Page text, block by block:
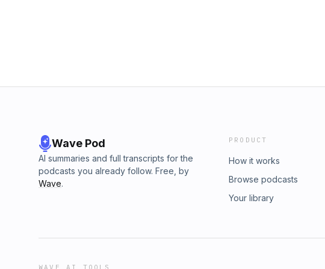
Wave Pod
AI summaries and full transcripts for the
podcasts you already follow. Free, by
Wave.
PRODUCT
How it works
Browse podcasts
Your library
WAVE AI TOOLS